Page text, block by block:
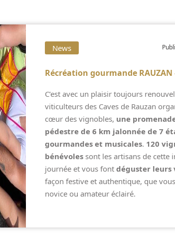
News
Récréation gourmande RAUZAN
C’est avec un plaisir toujours
viticulteurs des Caves de Rauzan
cœur des vignobles, une
pédestre de 6 km jalonnée de 7
gourmandes et musicales. 120
bénévoles sont les artisans de cette
journée et vous font déguster leurs
façon festive et authentique, que
novice ou amateur éclairé.